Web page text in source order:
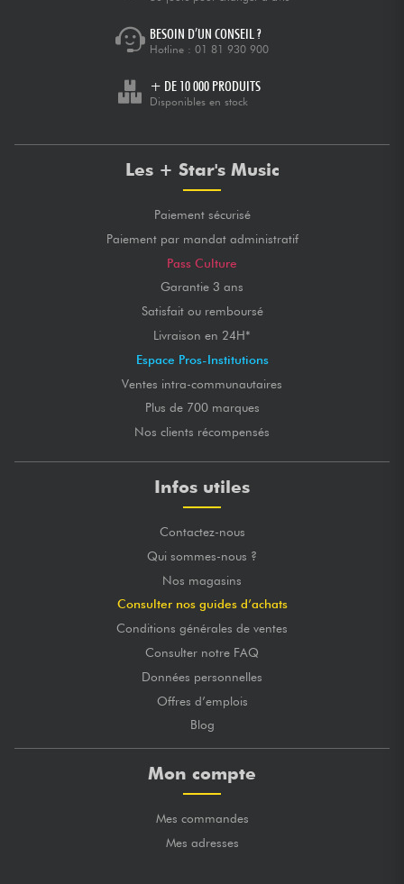
BESOIN D’UN CONSEIL ?
Hotline : 01 81 930 900
+ DE 10 000 PRODUITS
Disponibles en stock
Les + Star's Music
Paiement sécurisé
Paiement par mandat administratif
Pass Culture
Garantie 3 ans
Satisfait ou remboursé
Livraison en 24H*
Espace Pros-Institutions
Ventes intra-communautaires
Plus de 700 marques
Nos clients récompensés
Infos utiles
Contactez-nous
Qui sommes-nous ?
Nos magasins
Consulter nos guides d’achats
Conditions générales de ventes
Consulter notre FAQ
Données personnelles
Offres d’emplois
Blog
Mon compte
Mes commandes
Mes adresses